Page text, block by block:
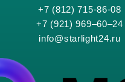
+7 (812) 715-86-08
+7 (921) 969–60–24
info@starlight24.ru